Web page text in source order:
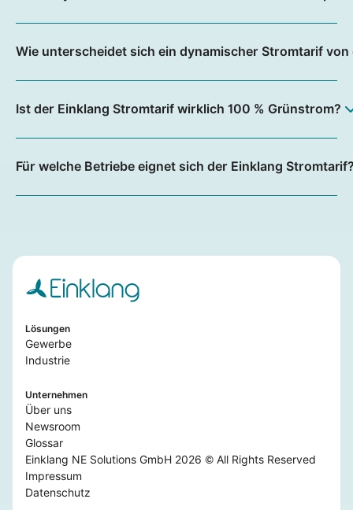
Wie unterscheidet sich ein dynamischer Stromtarif von
Ist der Einklang Stromtarif wirklich 100 % Grünstrom?
Für welche Betriebe eignet sich der Einklang
Lösungen
Gewerbe
Industrie
Unternehmen
Über uns
Newsroom
Glossar
Einklang NE Solutions GmbH 2026 © All Rights Reserved
Impressum
Datenschutz